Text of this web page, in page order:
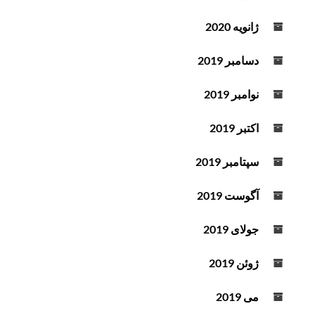
ژانویه 2020
دسامبر 2019
نوامبر 2019
اکتبر 2019
سپتامبر 2019
آگوست 2019
جولای 2019
ژوئن 2019
می 2019